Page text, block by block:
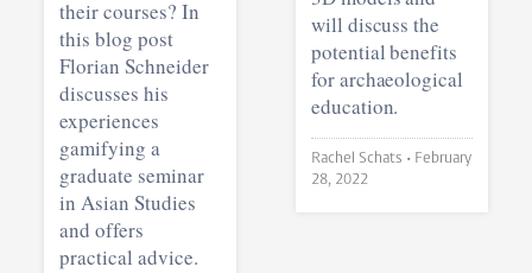
their courses? In
this blog post
Florian Schneider
discusses his
experiences
gamifying a
graduate seminar
in Asian Studies
and offers
practical advice.
will discuss the
potential benefits
for archaeological
education.
Rachel Schats • February
28, 2022